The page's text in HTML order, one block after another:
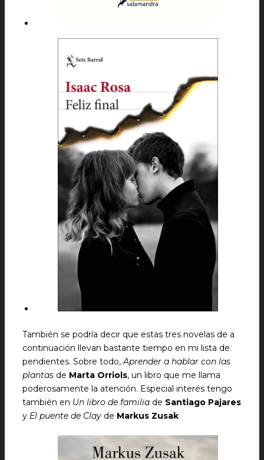
También se podría decir que estas tres novelas de a
continuación llevan bastante tiempo en mi lista de
pendientes. Sobre todo,Aprender a hablar con las
plantas de Marta Orriols, un libro que me llama
poderosamente la atención. Especial interés tengo
también en Un libro de familia de Santiago Pajares
y El puente de Clay de Markus Zusak